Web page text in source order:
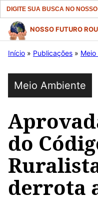
Search
for:
Pular
para
conteúdo
NOSSO FUTURO
Início » Publicações »
Meio Ambiente
do
derrota